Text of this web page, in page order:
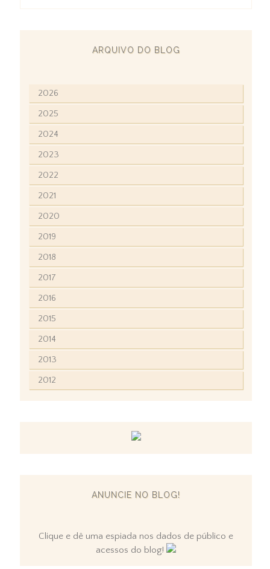
ARQUIVO DO BLOG
2026
2025
2024
2023
2022
2021
2020
2019
2018
2017
2016
2015
2014
2013
2012
ANUNCIE NO BLOG!
Clique e dê uma espiada nos dados de público e
acessos do blog!